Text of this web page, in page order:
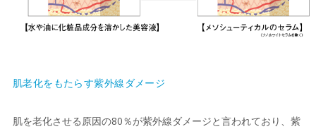
肌老化をもたらす紫外線ダメージ
肌を老化させる原因の80％が紫外線ダメージと言われており、紫